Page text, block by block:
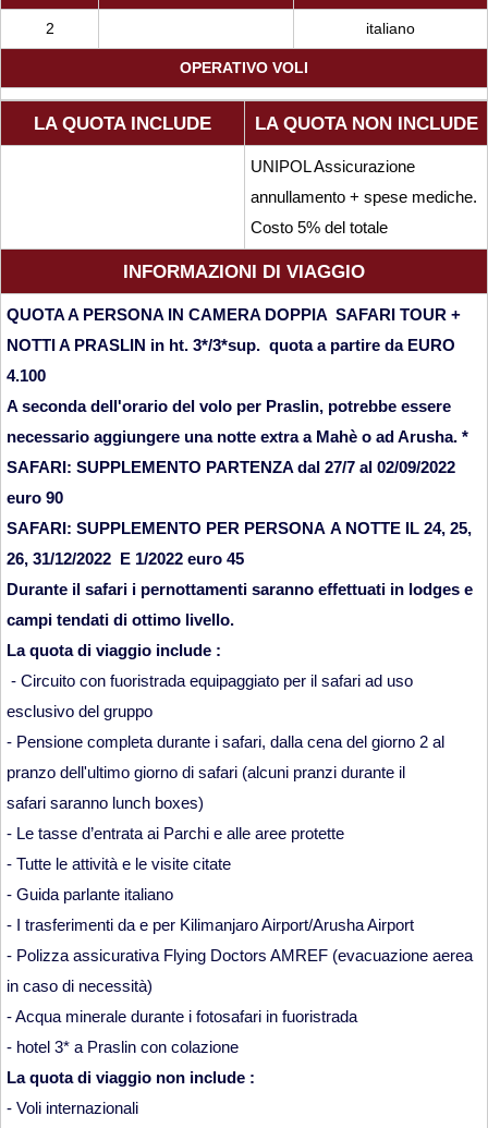
2 italiano
OPERATIVO VOLI
LA QUOTA INCLUDE LA QUOTA NON INCLUDE
UNIPOL Assicurazione
annullamento + spese mediche.
Costo 5% del totale
INFORMAZIONI DI VIAGGIO
QUOTA A PERSONA IN CAMERA DOPPIA SAFARI TOUR +
NOTTI A PRASLIN in ht. 3*/3*sup. quota a partire da EURO
4.100
A seconda dell'orario del volo per Praslin, potrebbe essere
necessario aggiungere una notte extra a Mahè o ad Arusha. *
SAFARI: SUPPLEMENTO PARTENZA dal 27/7 al 02/09/2022
euro 90
SAFARI: SUPPLEMENTO PER PERSONA A NOTTE IL 24, 25,
26, 31/12/2022 E 1/2022 euro 45
Durante il safari i pernottamenti saranno effettuati in lodges e
campi tendati di ottimo livello.
La quota di viaggio include :
- Circuito con fuoristrada equipaggiato per il safari ad uso
esclusivo del gruppo
- Pensione completa durante i safari, dalla cena del giorno 2 al
pranzo dell'ultimo giorno di safari (alcuni pranzi durante il
safari saranno lunch boxes)
- Le tasse d’entrata ai Parchi e alle aree protette
- Tutte le attività e le visite citate
- Guida parlante italiano
- I trasferimenti da e per Kilimanjaro Airport/Arusha Airport
- Polizza assicurativa Flying Doctors AMREF (evacuazione aerea
in caso di necessità)
- Acqua minerale durante i fotosafari in fuoristrada
- hotel 3* a Praslin con colazione
La quota di viaggio non include :
- Voli internazionali